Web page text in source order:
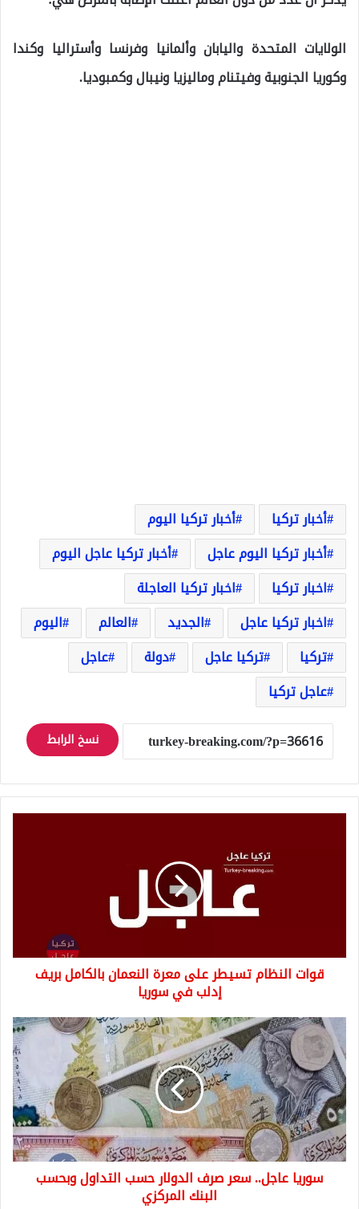
الولايات المتحدة واليابان وألمانيا وفرنسا وأستراليا وكندا
وكوريا الجنوبية وفيتنام وماليزيا ونيبال وكمبوديا.
أخبار تركيا
أخبار تركيا اليوم
أخبار تركيا اليوم عاجل
أخبار تركيا عاجل اليوم
اخبار تركيا
اخبار تركيا العاجلة
اخبار تركيا عاجل
الجديد العالم
اليوم
تركيا
تركيا عاجل دولة
عاجل
عاجل تركيا
نسخ الرابط
إدلب
قوات النظام تسيطر على معرة النعمان بالكامل بريف
إدلب في سوريا
سوريا
عاجل..
سعر
صرف
الدولار
حسب
التداول
وبحسب
البنك
المركزيسوريا عاجل.. سعر صرف الدولار حسب التداول وبحسب
البنك المركزي